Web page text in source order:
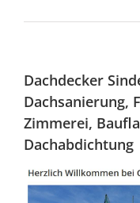
Dachdecker
Dachsanierung,
Zimmerei,
Dachabdichtung